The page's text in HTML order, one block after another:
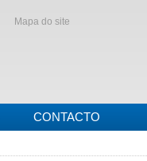
Mapa do site
CONTACTO